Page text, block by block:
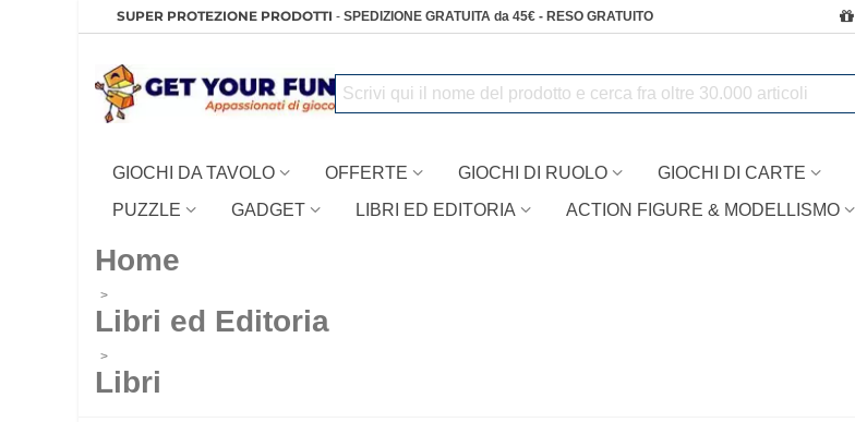
SUPER PROTEZIONE PRODOTTI - SPEDIZIONE GRATUITA da 45€ - RESO GRATUITO
GIOCHI DA TAVOLO OFFERTE GIOCHI DI RUOLO GIOCHI DI CARTE
PUZZLE
GADGET LIBRI ED EDITORIA ACTION FIGURE & MODELLISMO
Home
>
Libri ed Editoria
>
Libri